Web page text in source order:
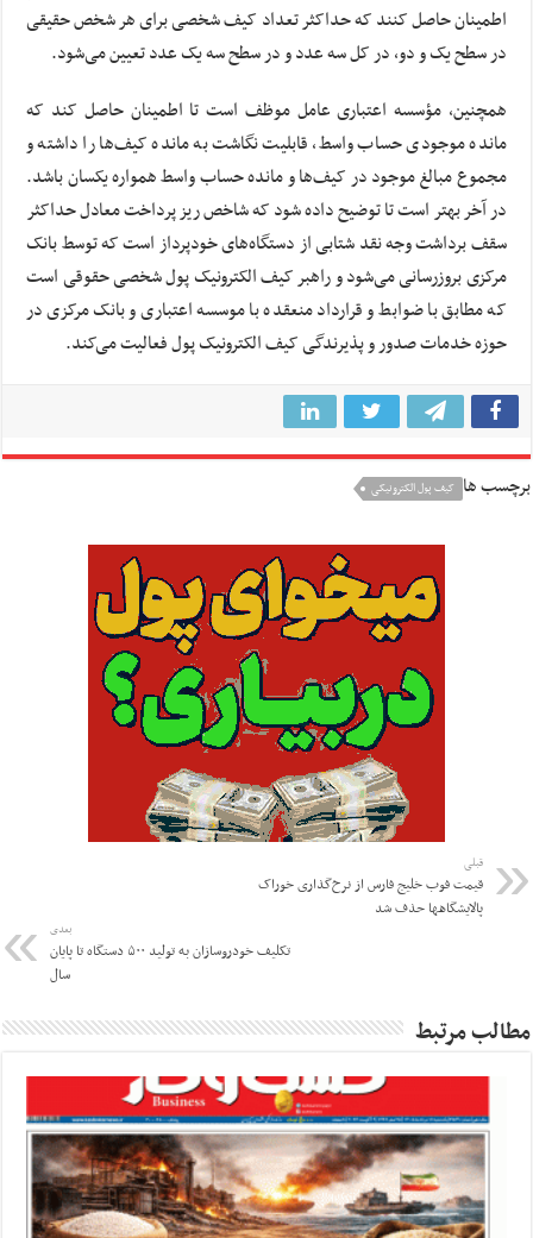
اطمینان حاصل کنند که حداکثر تعداد کیف شخصی برای هر شخص حقیقی
در سطح یک و دو، در کل سه عدد و در سطح سه یک عدد تعیین می‌شود.
همچنین، مؤسسه اعتباری عامل موظف است تا اطمینان حاصل کند که
مانده موجودی حساب واسط، قابلیت نگاشت به مانده کیف‌ها را داشته و
مجموع مبالغ موجود در کیف‌ها و مانده حساب واسط همواره یکسان باشد.
در آخر بهتر است تا توضیح داده شود که شاخص ریز پرداخت معادل حداکثر
سقف برداشت وجه نقد شتابی از دستگاه‌های خودپرداز است که توسط بانک
مرکزی بروزرسانی می‌شود و راهبر کیف الکترونیک پول شخصی حقوقی است
که مطابق با ضوابط و قرارداد منعقده با موسسه اعتباری و بانک مرکزی در
حوزه خدمات صدور و پذیرندگی کیف الکترونیک پول فعالیت می‌کند.
برچسب ها کیف پول الکترونیکی
قبلی
قیمت فوب خلیج فارس از نرخ‌گذاری خوراک
پالایشگاهها حذف شد
بعدی
تکلیف خودروسازان به تولید ۵۰۰ دستگاه تا پایان
سال
مطالب مرتبط